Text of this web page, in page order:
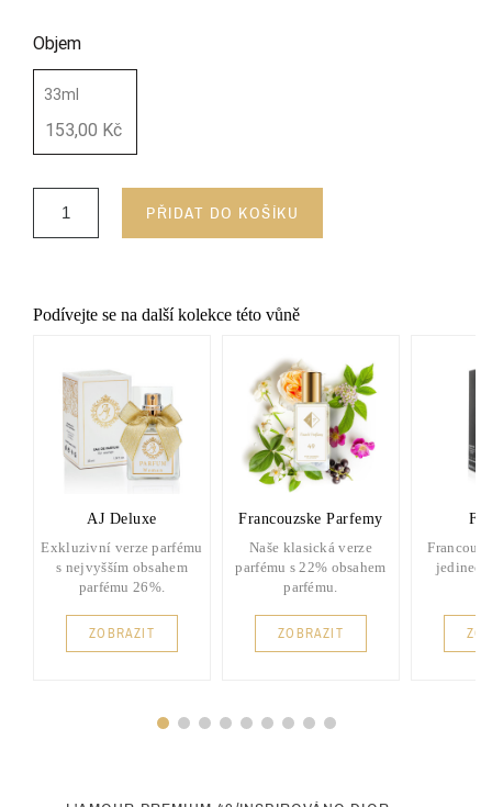
Objem
33ml
153,00 Kč
PŘIDAT DO KOŠÍKU
Podívejte se na další kolekce této vůně
AJ Deluxe
Exkluzivní verze parfému
s nejvyšším obsahem
parfému 26%.
ZOBRAZIT
Francouzske Parfemy
Naše klasická verze
parfému s 22% obsahem
parfému.
ZOBRAZIT
FP